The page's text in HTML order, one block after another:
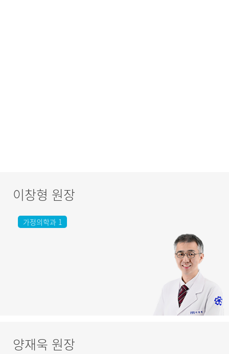
이창형 원장
가정의학과 1
양재욱 원장